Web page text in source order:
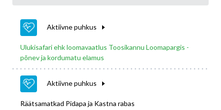
Aktiivne puhkus
Ulukisafari ehk loomavaatlus Toosikannu Loomapargis -
põnev ja kordumatu elamus
Aktiivne puhkus
Räätsamatkad Pidapa ja Kastna rabas